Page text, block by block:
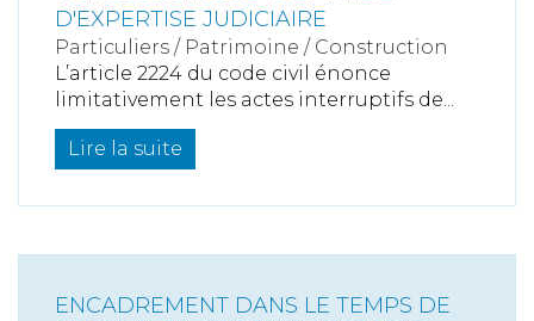
D'EXPERTISE JUDICIAIRE
Particuliers / Patrimoine / Construction
L’article 2224 du code civil énonce
limitativement les actes interruptifs de...
Lire la suite
ENCADREMENT DANS LE TEMPS DE